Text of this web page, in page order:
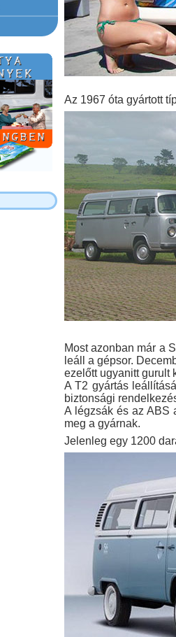
Az 1967 óta gyártott
Most azonban már a
leáll a gépsor.
ezelőtt ugyanitt gurult
A T2 gyártás
biztonsági
A légzsák és az ABS
meg a gyárnak.
Jelenleg egy 1200